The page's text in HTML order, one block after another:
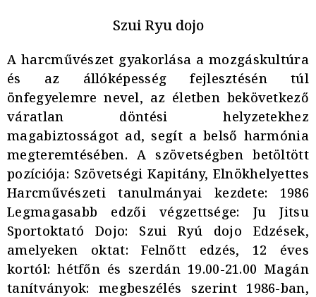
Szui Ryu dojo
A harcművészet gyakorlása a mozgáskultúra
és az állóképesség fejlesztésén túl
önfegyelemre nevel, az életben bekövetkező
váratlan döntési helyzetekhez
magabiztosságot ad, segít a belső harmónia
megteremtésében. A szövetségben betöltött
pozíciója: Szövetségi Kapitány, Elnökhelyettes
Harcművészeti tanulmányai kezdete: 1986
Legmagasabb edzői végzettsége: Ju Jitsu
Sportoktató Dojo: Szui Ryú dojo Edzések,
amelyeken oktat: Felnőtt edzés, 12 éves
kortól: hétfőn és szerdán 19.00-21.00 Magán
tanítványok: megbeszélés szerint 1986-ban,